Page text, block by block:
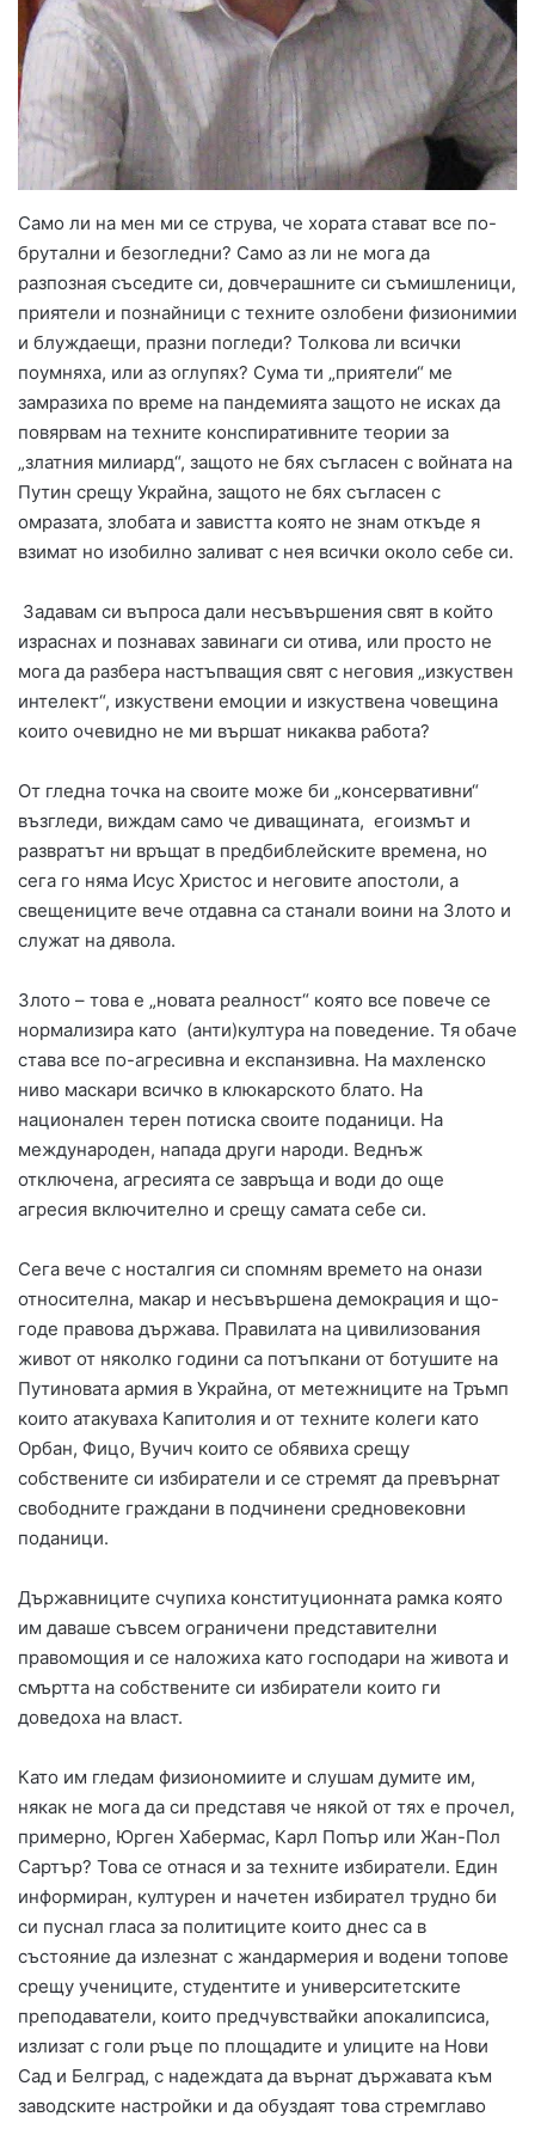
Само ли на мен ми се струва, че хората стават все по-
брутални и безогледни? Само аз ли не мога да
разпозная съседите си, довчерашните си съмишленици,
приятели и познайници с техните озлобени физионимии
и блуждаещи, празни погледи? Толкова ли всички
поумняха, или аз оглупях? Сума ти „приятели“ ме
замразиха по време на пандемията защото не исках да
повярвам на техните конспиративните теории за
„златния милиард“, защото не бях съгласен с войната на
Путин срещу Украйна, защото не бях съгласен с
омразата, злобата и завистта която не знам откъде я
взимат но изобилно заливат с нея всички около себе си.
Задавам си въпроса дали несъвършения свят в който
израснах и познавах завинаги си отива, или просто не
мога да разбера настъпващия свят с неговия „изкуствен
интелект“, изкуствени емоции и изкуствена човещина
които очевидно не ми вършат никаква работа?
От гледна точка на своите може би „консервативни“
възгледи, виждам само че диващината, егоизмът и
развратът ни връщат в предбиблейските времена, но
сега го няма Исус Христос и неговите апостоли, а
свещениците вече отдавна са станали воини на Злото и
служат на дявола.
Злото – това е „новата реалност“ която все повече се
нормализира като (анти)култура на поведение. Тя обаче
става все по-агресивна и експанзивна. На махленско
ниво маскари всичко в клюкарското блато. На
национален терен потиска своите поданици. На
международен, напада други народи. Веднъж
отключена, агресията се завръща и води до още
агресия включително и срещу самата себе си.
Сега вече с носталгия си спомням времето на онази
относителна, макар и несъвършена демокрация и що-
годе правова държава. Правилата на цивилизования
живот от няколко години са потъпкани от ботушите на
Путиновата армия в Украйна, от метежниците на Тръмп
които атакуваха Капитолия и от техните колеги като
Орбан, Фицо, Вучич които се обявиха срещу
собствените си избиратели и се стремят да превърнат
свободните граждани в подчинени средновековни
поданици.
Държавниците счупиха конституционната рамка която
им даваше съвсем ограничени представителни
правомощия и се наложиха като господари на живота и
смъртта на собствените си избиратели които ги
доведоха на власт.
Като им гледам физиономиите и слушам думите им,
някак не мога да си представя че някой от тях е прочел,
примерно, Юрген Хабермас, Карл Попър или Жан-Пол
Сартър? Това се отнася и за техните избиратели. Един
информиран, културен и начетен избирател трудно би
си пуснал гласа за политиците които днес са в
състояние да излезнат с жандармерия и водени топове
срещу учениците, студентите и университетските
преподаватели, които предчувствайки апокалипсиса,
излизат с голи ръце по площадите и улиците на Нови
Сад и Белград, с надеждата да върнат държавата към
заводските настройки и да обуздаят това стремглаво